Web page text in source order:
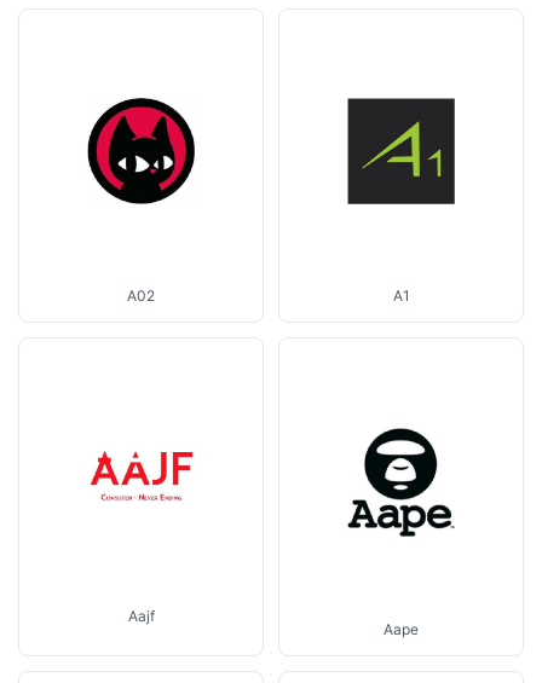
A02 A1
Aajf
Aape